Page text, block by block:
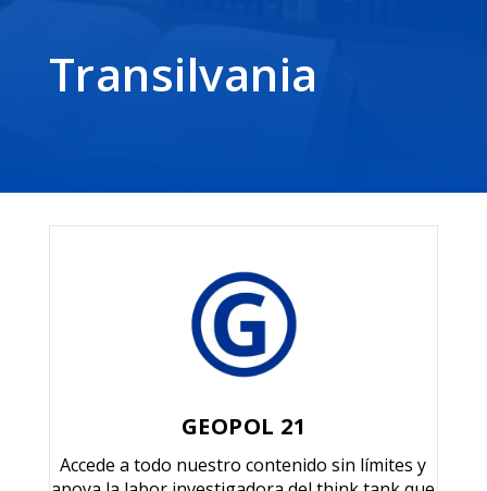
Transilvania
GEOPOL 21
Accede a todo nuestro contenido sin límites y